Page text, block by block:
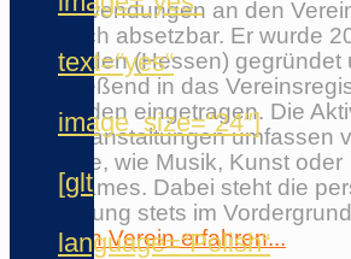
text=“yes“
image_size=“24″]
[glt
language=“Polish“
und Zuwendungen an den
steuerlich absetzbar. Er wurde
Wiesbaden (Hessen) gegründet
anschließend in das
Wiesbaden eingetragen. Die
und Veranstaltungen umfassen
Bereiche, wie Musik, Kunst oder
Videogames. Dabei steht die
Begegnung stets im
über den Verein erfahren...